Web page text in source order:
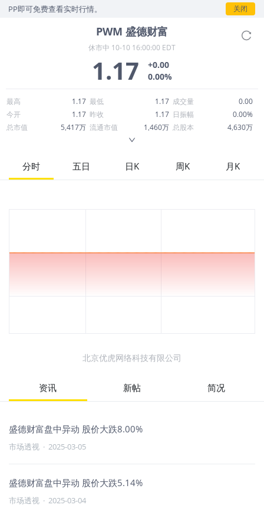
可免费查看实时行情。 关闭
PWM 盛德财富
休市中 10-10 16:00:00 EDT
1.17
+0.00
0.00%
最高 1.17 最低 1.17 成交量
0.00
今开
1.17 昨收 1.17 日振幅
0.00%
总市值
5,417万 流通市值 1,460万 总股本
4,630万
52周最高
2.70 市盈率
-2.33
股息
分时 五日 日K 周K 月K
北京优虎网络科技有限公司
资讯 新帖 简况
盛德财富盘中异动 股价大跌8.00%
市场透视 · 2025-03-05
盛德财富盘中异动 股价大跌5.14%
市场透视 · 2025-03-04